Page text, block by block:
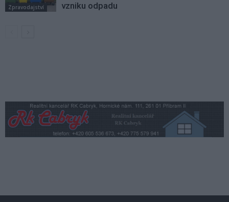
Zpravodajství
vzniku odpadu